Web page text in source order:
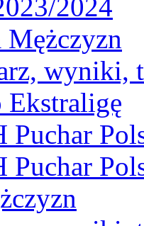
2024
wyniki,
Ekstraligę
Puchar
Puchar